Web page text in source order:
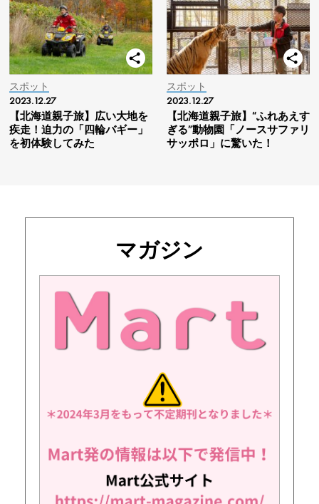
スポット
2023.12.27
【北海道親子旅】広い大地を
疾走！迫力の「四輪バギー」
を初体験してみた
スポット
2023.12.27
【北海道親子旅】“ふれあえす
ぎる”動物園「ノースサファリ
サッポロ」に驚いた！
マガジン